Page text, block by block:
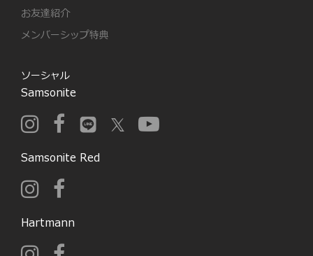
お友達紹介
メンバーシップ特典
ソーシャル
Samsonite
Samsonite Red
Hartmann